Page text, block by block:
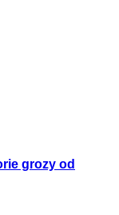
grozy od